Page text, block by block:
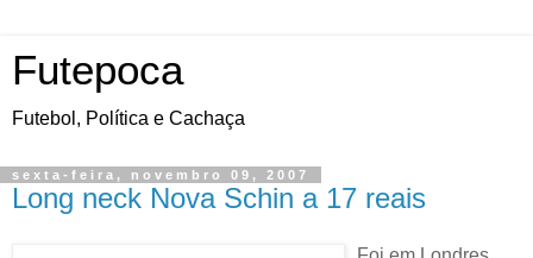
Futepoca
Futebol, Política e Cachaça
sexta-feira, novembro 09, 2007
Long neck Nova Schin a 17 reais